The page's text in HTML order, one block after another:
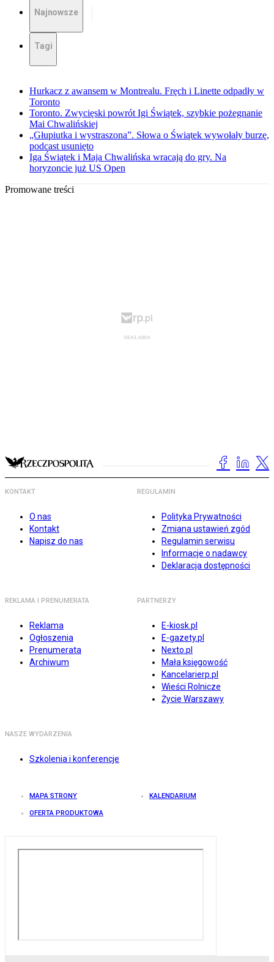
Najnowsze
Tagi
Hurkacz z awansem w Montrealu. Fręch i Linette odpadły w
Toronto
Toronto. Zwycięski powrót Igi Świątek, szybkie pożegnanie
Mai Chwalińskiej
„Głupiutka i wystraszona”. Słowa o Świątek wywołały burzę,
podcast usunięto
Iga Świątek i Maja Chwalińska wracają do gry. Na
horyzoncie już US Open
Promowane treści
KONTAKT
O nas
Kontakt
Napisz do nas
REGULAMIN
Polityka Prywatności
Zmiana ustawień zgód
Regulamin serwisu
Informacje o nadawcy
Deklaracja dostępności
REKLAMA I PRENUMERATA
Reklama
Ogłoszenia
Prenumerata
Archiwum
PARTNERZY
E-kiosk.pl
E-gazety.pl
Nexto.pl
Mała księgowość
Kancelarierp.pl
Wieści Rolnicze
Życie Warszawy
NASZE WYDARZENIA
Szkolenia i konferencje
MAPA STRONY KALENDARIUM
OFERTA PRODUKTOWA